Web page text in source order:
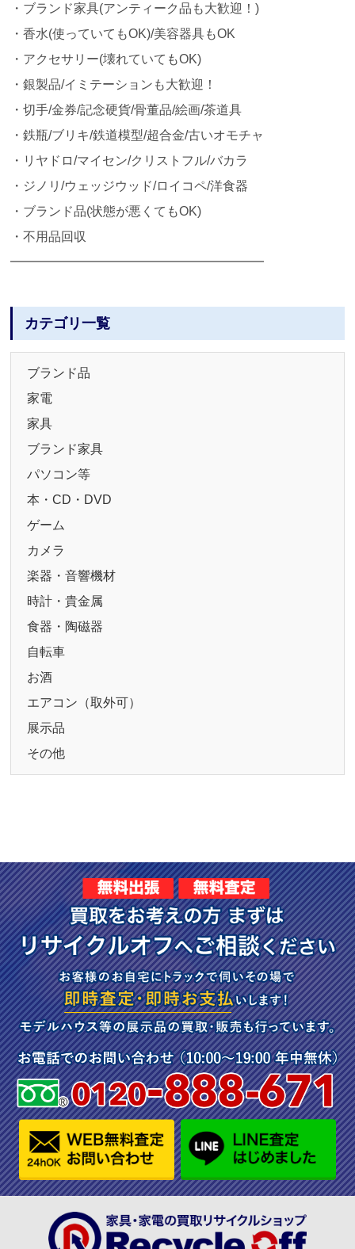
・ブランド家具(アンティーク品も大歓迎！)
・香水(使っていてもOK)/美容器具もOK
・アクセサリー(壊れていてもOK)
・銀製品/イミテーションも大歓迎！
・切手/金券/記念硬貨/骨董品/絵画/茶道具
・鉄瓶/ブリキ/鉄道模型/超合金/古いオモチャ
・リヤドロ/マイセン/クリストフル/バカラ
・ジノリ/ウェッジウッド/ロイコペ/洋食器
・ブランド品(状態が悪くてもOK)
・不用品回収
━━━━━━━━━━━━━━━━━━━━
カテゴリ一覧
ブランド品
家電
家具
ブランド家具
パソコン等
本・CD・DVD
ゲーム
カメラ
楽器・音響機材
時計・貴金属
食器・陶磁器
自転車
お酒
エアコン（取外可）
展示品
その他